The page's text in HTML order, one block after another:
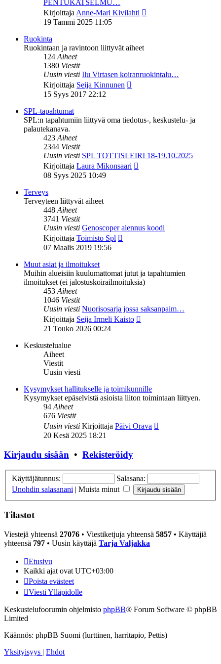
PENTUKATSELMU…
KirjoittajaAnne-Mari Kivilahti
19 Tammi 2025 11:05
Ruokinta
Ruokintaan ja ravintoon liittyvät aiheet
124Aiheet
1380 Viestit
Uusin viesti Ilu Virtasen koiranruokintalu…
Kirjoittaja Seija Kinnunen
15 Syys 2017 22:12
SPL-tapahtumat
SPL:n tapahtumiin liittyvä oma tiedotus-, keskustelu- ja
palautekanava.
423Aiheet
2344 Viestit
Uusin viesti SPL TOTTISLEIRI 18-19.10.2025
Kirjoittaja Laura Mikonsaari
08 Syys 2025 10:49
Terveys
Terveyteen liittyvät aiheet
448Aiheet
3741 Viestit
Uusin viesti Genoscoper alennus koodi
Kirjoittaja Toimisto Spl
07 Maalis 2019 19:56
Muut asiat ja ilmoitukset
Muihin alueisiin kuulumattomat jutut ja tapahtumien
ilmoitukset (ei jalostuskoirailmoituksia)
453Aiheet
1046 Viestit
Uusin viesti Nuorisosarja jossa saksanpaim…
Kirjoittaja Seija Irmeli Kaisto
21 Touko 2026 00:24
Keskustelualue
Aiheet
Viestit
Uusin viesti
Kysymykset hallitukselle ja toimikunnille
Kysymykset epäselvistä asioista liiton toimintaan liittyen.
94Aiheet
676 Viestit
Uusin viesti Kirjoittaja Päivi Orava
20 Kesä 2025 18:21
Kirjaudu sisään • Rekisteröidy
Käyttäjätunnus:
Salasana:
Unohdin salasanani | Muista minut
Tilastot
Viestejä yhteensä 27076 • Viestiketjuja yhteensä 5857 • Käyttäjiä
yhteensä 797 • Uusin käyttäjä Tarja Valjakka
Etusivu
Kaikki ajat ovat UTC+03:00
Poista evästeet
Viesti Ylläpidolle
Keskustelufoorumin ohjelmisto phpBB® Forum Software © phpBB
Limited
Käännös: phpBB Suomi (lurttinen, harritapio, Pettis)
Yksityisyys | Ehdot